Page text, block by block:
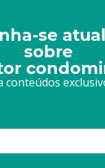
se
sobre
conteúdos